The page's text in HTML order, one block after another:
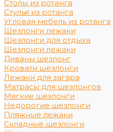
Столы из ротанга
Стулья из ротанга
Угловая мебель из ротанга
Шезлонги лежаки
Шезлонги для отдыха
Шезлонги лежаки
Диваны шезлонг
Кровати шезлонги
Лежаки для загара
Матрасы для шезлонгов
Мягкие шезлонги
Недорогие шезлонги
Пляжные лежаки
Складные шезлонги